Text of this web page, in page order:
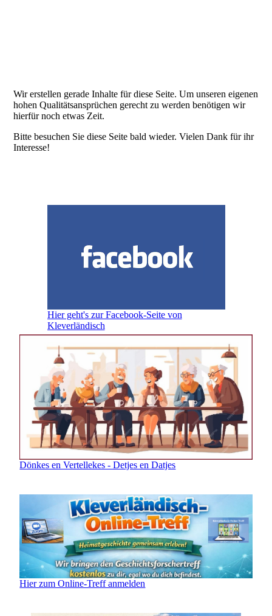
Wir erstellen gerade Inhalte für diese Seite. Um unseren eigenen
hohen Qualitätsansprüchen gerecht zu werden benötigen wir
hierfür noch etwas Zeit.
Bitte besuchen Sie diese Seite bald wieder. Vielen Dank für ihr
Interesse!
Hier geht's zur Facebook-Seite von
Kleverländisch
Dönkes en Vertellekes - Detjes en Datjes
Hier zum Online-Treff anmelden